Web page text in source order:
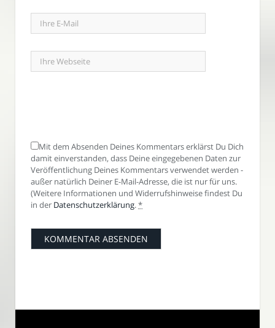
Mit dem Absenden Deines Kommentars erklärst Du Dich
damit einverstanden, dass Deine eingegebenen Daten zur
Veröffentlichung Deines Kommentars verwendet werden -
außer natürlich Deiner E-Mail-Adresse, die ist nur für uns.
(Weitere Informationen und Widerrufshinweise findest Du
in der Datenschutzerklärung.*